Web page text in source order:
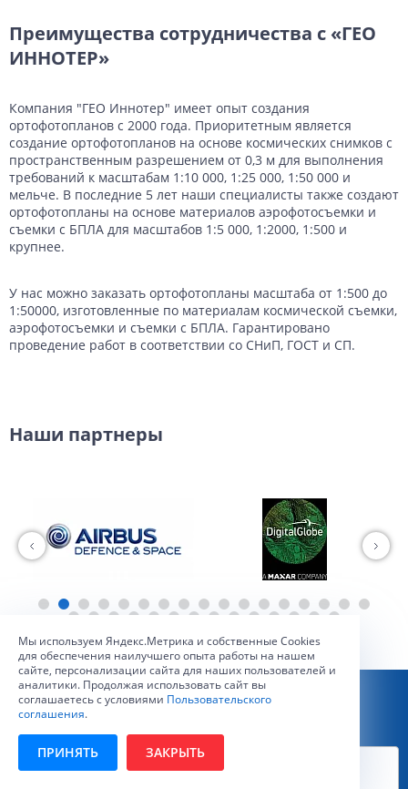
Преимущества сотрудничества с «ГЕО
ИННОТЕР»
Компания "ГЕО Иннотер" имеет опыт создания
ортофотопланов с 2000 года. Приоритетным является
создание ортофотопланов на основе космических снимков с
пространственным разрешением от 0,3 м для выполнения
требований к масштабам 1:10 000, 1:25 000, 1:50 000 и
мельче. В последние 5 лет наши специалисты также создают
ортофотопланы на основе материалов аэрофотосъемки и
съемки с БПЛА для масштабов 1:5 000, 1:2000, 1:500 и
крупнее.
У нас можно заказать ортофотопланы масштаба от 1:500 до
1:50000, изготовленные по материалам космической съемки,
аэрофотосъемки и съемки с БПЛА. Гарантировано
проведение работ в соответствии со СНиП, ГОСТ и СП.
Наши партнеры
Статьи
Мы используем Яндекс.Метрика и собственные Сookies
для обеспечения наилучшего опыта работы на нашем
сайте, персонализации сайта для наших пользователей и
аналитики. Продолжая использовать сайт вы
соглашаетесь с условиями Пользовательского
соглашения.
ПРИНЯТЬ ЗАКРЫТЬ